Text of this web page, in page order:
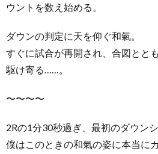
ウントを数え始める。
ダウンの判定に天を仰ぐ和氣。
すぐに試合が再開され、合図とと
駆け寄る……。
〜〜〜〜
2Rの1分30秒過ぎ、最初のダウンシ
僕はこのときの和氣の姿に本当に